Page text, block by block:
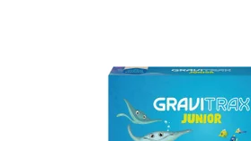
Skladem>3
11160
RAVENSBURGER